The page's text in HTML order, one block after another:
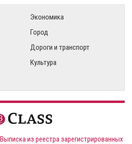
Экономика
Город
Дороги и транспорт
Культура
Выписка из реестра зарегистрированных